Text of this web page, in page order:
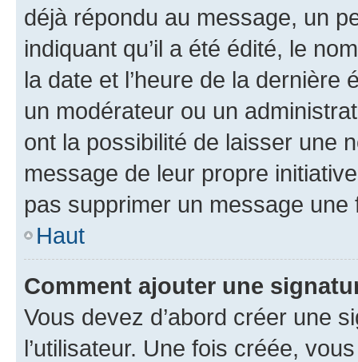
déjà répondu au message, un
indiquant qu’il a été édité, le
la date et l’heure de la dernière
un modérateur ou un
ont la possibilité de laisser une
message de leur propre
pas supprimer un message une
Haut
Comment ajouter une
Vous devez d’abord créer une
l’utilisateur. Une fois créée,